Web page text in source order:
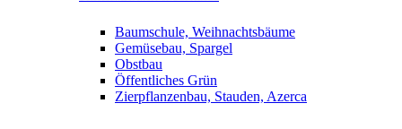
Baumschule, Weihnachtsbäume
Gemüsebau, Spargel
Obstbau
Öffentliches Grün
Zierpflanzenbau, Stauden, Azerca